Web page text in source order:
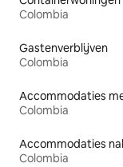
Colombia
Gastenverblijven
Colombia
Colombia
Colombia